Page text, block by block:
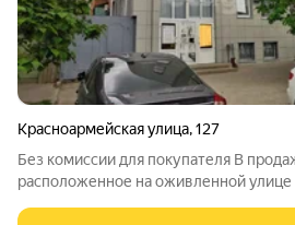
Красноармейская улица,127
Без комиссии для покупателя В
расположенное на оживленной улице